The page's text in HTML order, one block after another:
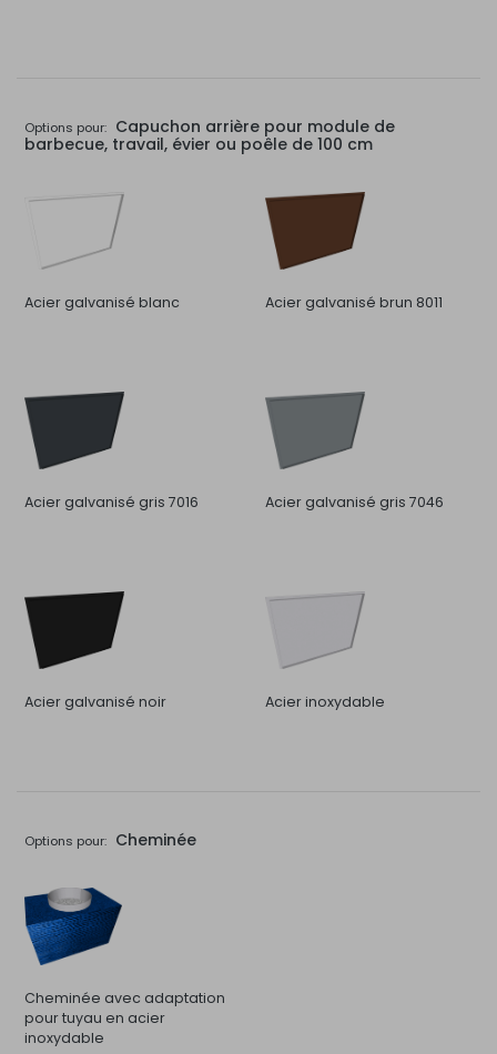
Options pour: Capuchon arrière pour module de
barbecue, travail, évier ou poêle de 100 cm
Acier galvanisé blanc Acier galvanisé brun 8011
Acier galvanisé gris 7016 Acier galvanisé gris 7046
Acier galvanisé noir Acier inoxydable
Options pour: Cheminée
Cheminée avec adaptation
pour tuyau en acier
inoxydable